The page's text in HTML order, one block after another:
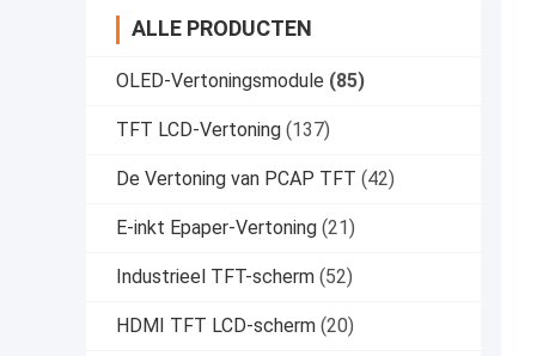
ALLE PRODUCTEN
OLED-Vertoningsmodule (85)
TFT LCD-Vertoning (137)
De Vertoning van PCAP TFT (42)
E-inkt Epaper-Vertoning (21)
Industrieel TFT-scherm (52)
HDMI TFT LCD-scherm (20)